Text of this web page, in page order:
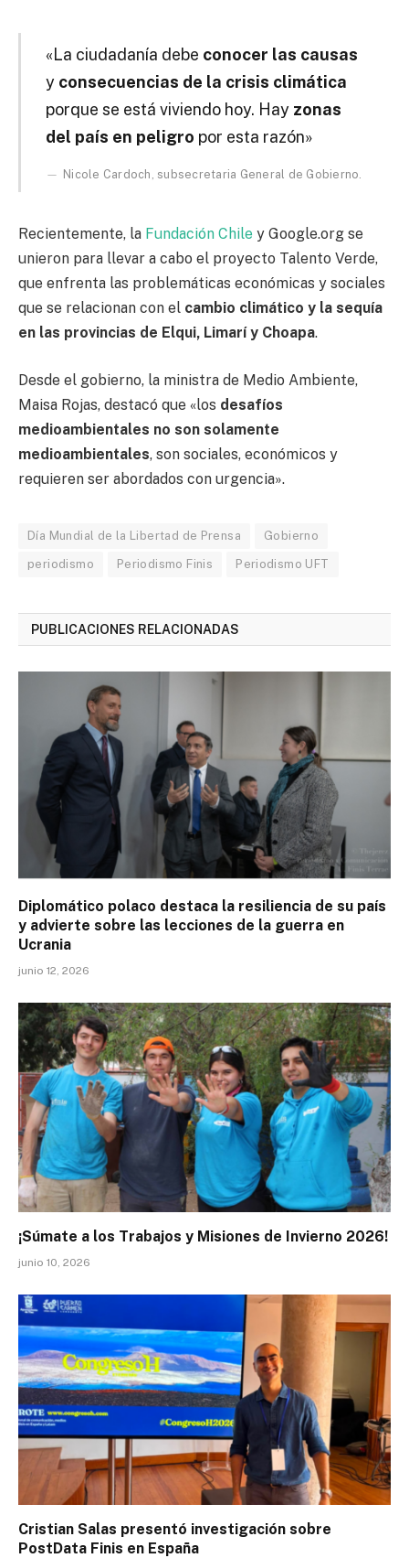
«La ciudadanía debe conocer las causas
y consecuencias de la crisis climática
porque se está viviendo hoy. Hay zonas
del país en peligro por esta razón»
Nicole Cardoch, subsecretaria General de Gobierno.
Recientemente, la Fundación Chile y Google.org se
unieron para llevar a cabo el proyecto Talento Verde,
que enfrenta las problemáticas económicas y sociales
que se relacionan con el cambio climático y la sequía
en las provincias de Elqui, Limarí y Choapa.
Desde el gobierno, la ministra de Medio Ambiente,
Maisa Rojas, destacó que «los desafíos
medioambientales no son solamente
medioambientales, son sociales, económicos y
requieren ser abordados con urgencia».
Día Mundial de la Libertad de Prensa Gobierno
periodismo Periodismo Finis Periodismo UFT
PUBLICACIONES RELACIONADAS
Diplomático polaco destaca la resiliencia de su país
y advierte sobre las lecciones de la guerra en
Ucrania
junio 12, 2026
¡Súmate a los Trabajos y Misiones de Invierno 2026!
junio 10, 2026
Cristian Salas presentó investigación sobre
PostData Finis en España